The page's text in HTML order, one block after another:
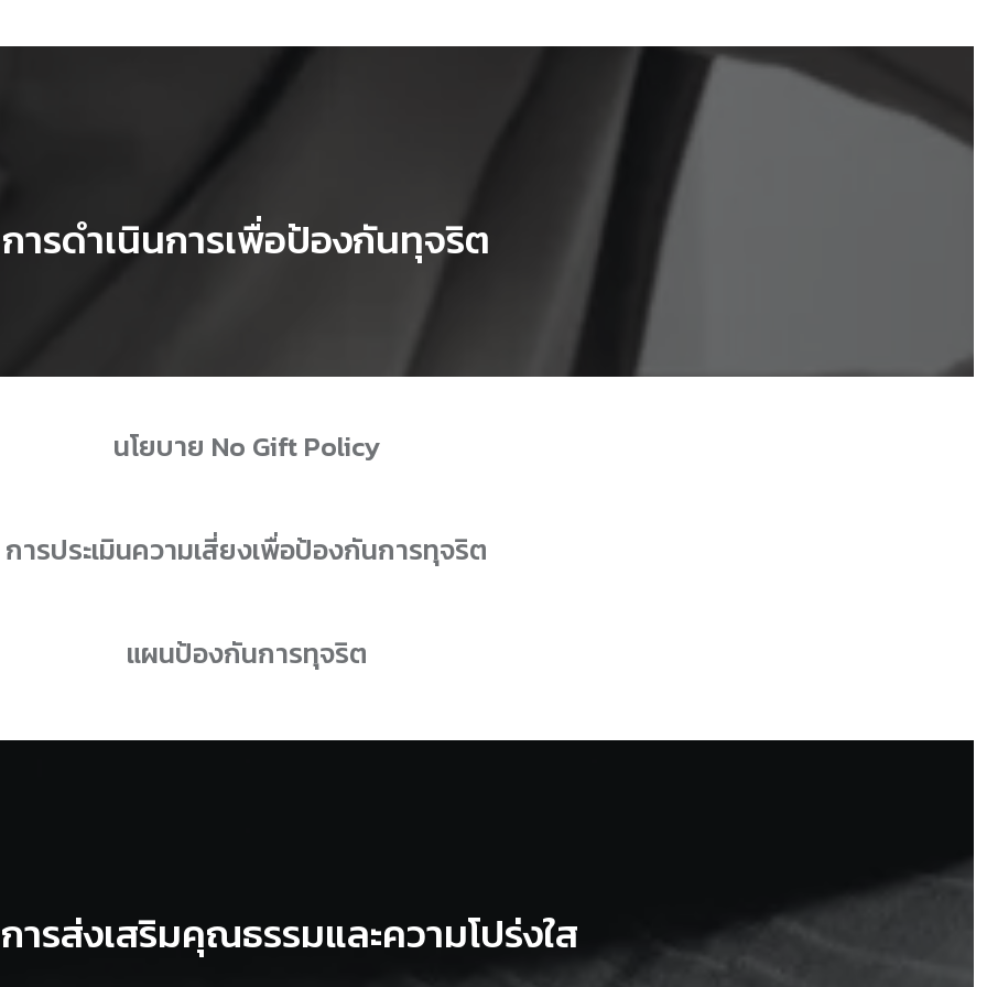
การดำเนินการเพื่อป้องกันทุจริต
นโยบาย No Gift Policy
การประเมินความเสี่ยงเพื่อป้องกันการทุจริต
แผนป้องกันการทุจริต
ารส่งเสริมคุณธรรมและความโปร่งใส